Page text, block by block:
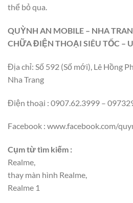
thể bỏ qua.
QUỲNH AN MOBILE – NHA
CHỮA ĐIỆN THOẠI SIÊU TỐC –
Địa chỉ: Số 592 (Số mới), Lê Hồng
Nha Trang
Điện thoại : 0907.62.3999 –
Facebook : www.facebook.com/
Cụm từ tìm kiếm :
Realme,
thay màn hình Realme,
Realme 1